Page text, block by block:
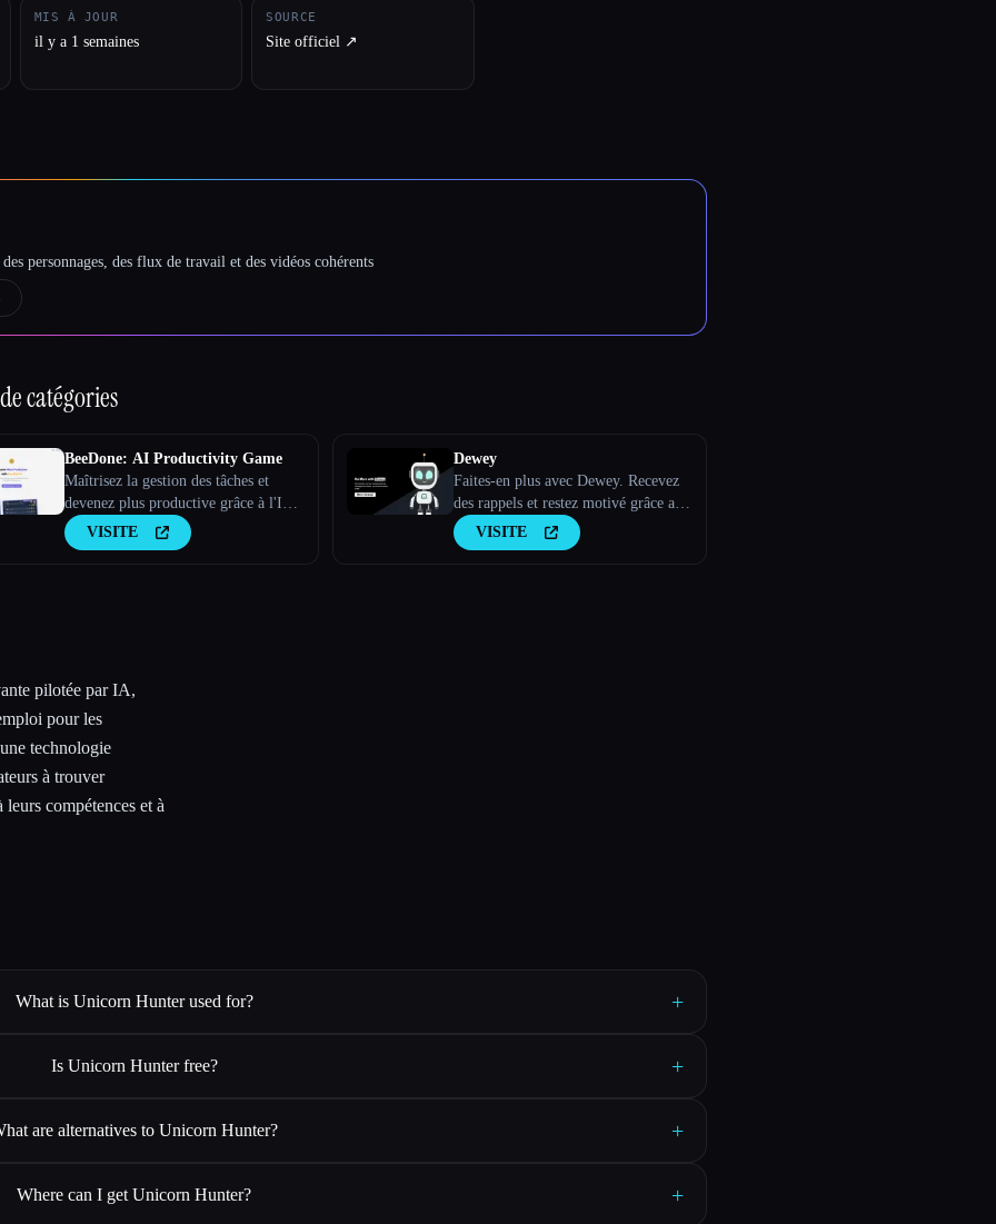
MIS À JOUR
il y a 1 semaines
SOURCE
Site officiel ↗︎
personnages, des flux de travail et des vidéos cohérents
catégories
BeeDone: AI Productivity Game
Maîtrisez la gestion des tâches et
devenez plus productive grâce à l'IA
gamifiée
VISITE
Dewey
Faites-en plus avec Dewey. Recevez
des rappels et restez motivé grâce aux
messages texte de Dewey, votre ami
responsable de l''IA.
VISITE
pilotée par IA,
pour les
technologie
à trouver
compétences et à
What is Unicorn Hunter used for? +
Is Unicorn Hunter free? +
are alternatives to Unicorn Hunter? +
Where can I get Unicorn Hunter? +